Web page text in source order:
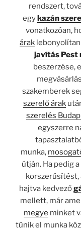
rendszert,
egykazán
vonatkozóan,
árak
javítás Pest
beszerzése,
szakemberek
szerelő árak
szerelés
egyszerre
munka,
útján. Ha pedig
korszerűsítést,
hajtva kedvező
mellett, már
megye minket
tűnik el munka